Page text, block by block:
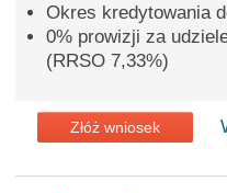
Okres kredytowania
0% prowizji za
(RRSO 7,33%)
Złóż wniosek